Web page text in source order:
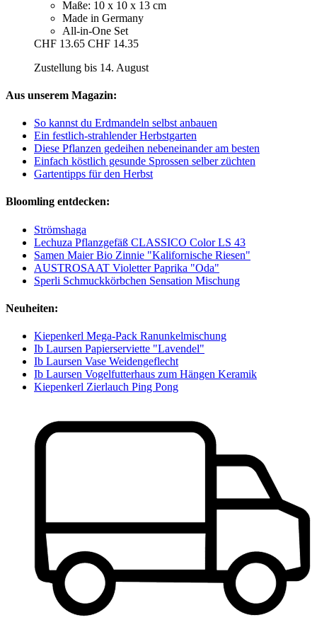
Maße: 10 x 10 x 13 cm
Made in Germany
All-in-One Set
CHF 13.65 CHF 14.35
Zustellung bis 14. August
Aus unserem Magazin:
So kannst du Erdmandeln selbst anbauen
Ein festlich-strahlender Herbstgarten
Diese Pflanzen gedeihen nebeneinander am besten
Einfach köstlich gesunde Sprossen selber züchten
Gartentipps für den Herbst
Bloomling entdecken:
Strömshaga
Lechuza Pflanzgefäß CLASSICO Color LS 43
Samen Maier Bio Zinnie "Kalifornische Riesen"
AUSTROSAAT Violetter Paprika "Oda"
Sperli Schmuckkörbchen Sensation Mischung
Neuheiten:
Kiepenkerl Mega-Pack Ranunkelmischung
Ib Laursen Papierserviette "Lavendel"
Ib Laursen Vase Weidengeflecht
Ib Laursen Vogelfutterhaus zum Hängen Keramik
Kiepenkerl Zierlauch Ping Pong